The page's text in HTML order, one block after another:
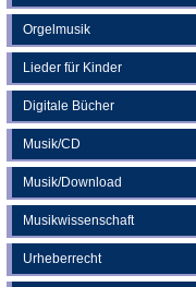
Orgelmusik
Lieder für Kinder
Digitale Bücher
Musik/CD
Musik/Download
Musikwissenschaft
Urheberrecht